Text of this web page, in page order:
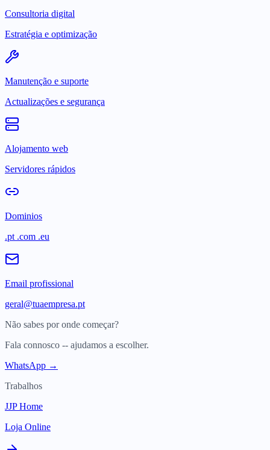
Consultoria digital
Estratégia e optimização
Manutenção e suporte
Actualizações e segurança
Alojamento web
Servidores rápidos
Dominios
.pt .com .eu
Email profissional
geral@tuaempresa.pt
Não sabes por onde começar?
Fala connosco -- ajudamos a escolher.
WhatsApp →
Trabalhos
JJP Home
Loja Online